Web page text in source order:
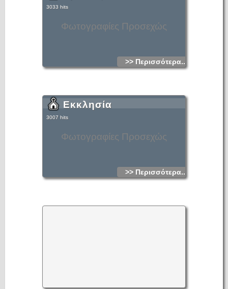
Φωτογραφίες Προσεχώς
3033 hits
>> Περισσότερα...
Φωτογραφίες Προσεχώς
Εκκλησία
3007 hits
>> Περισσότερα...